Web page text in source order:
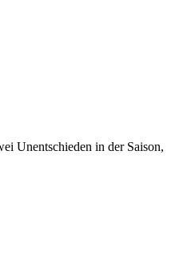
Unentschieden in der Saison,